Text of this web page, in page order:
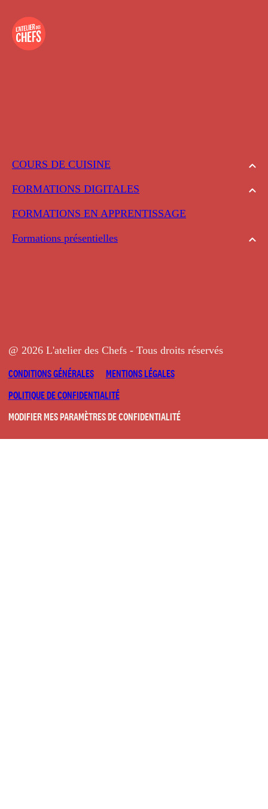
COURS DE CUISINE
FORMATIONS DIGITALES
FORMATIONS EN APPRENTISSAGE
Formations présentielles
@ 2026 L'atelier des Chefs - Tous droits réservés
CONDITIONS GÉNÉRALES
MENTIONS LÉGALES
POLITIQUE DE CONFIDENTIALITÉ
MODIFIER MES PARAMÈTRES DE CONFIDENTIALITÉ